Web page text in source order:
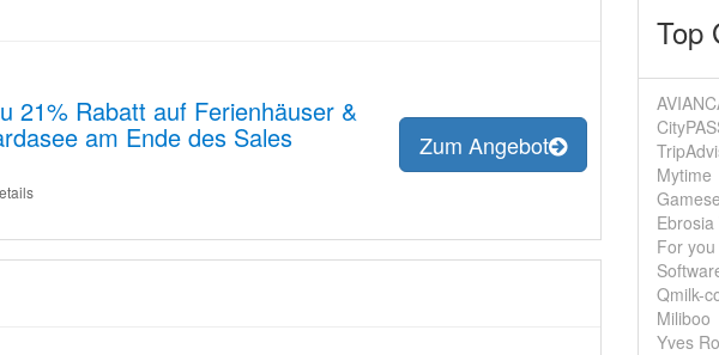
21% Rabatt auf Ferienhäuser &
am Ende des Sales Zum Angebot
Top
Mytime
For
Qmilk-
Miliboo
Yves